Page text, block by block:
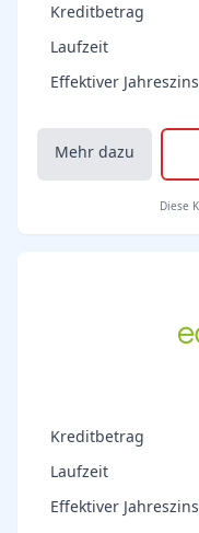
Kreditbetrag
Laufzeit
Effektiver Jahreszins
Mehr dazu
Diese
Kreditbetrag
Laufzeit
Effektiver Jahreszins